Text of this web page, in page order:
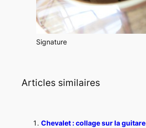
Signature
Articles similaires
Chevalet : collage sur la guitare